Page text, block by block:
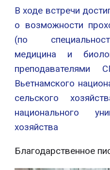
В ходе встречи
о возможности
(по
медицина и
Вьетнамского
сельского
национального
хозяйства
Благодарственное